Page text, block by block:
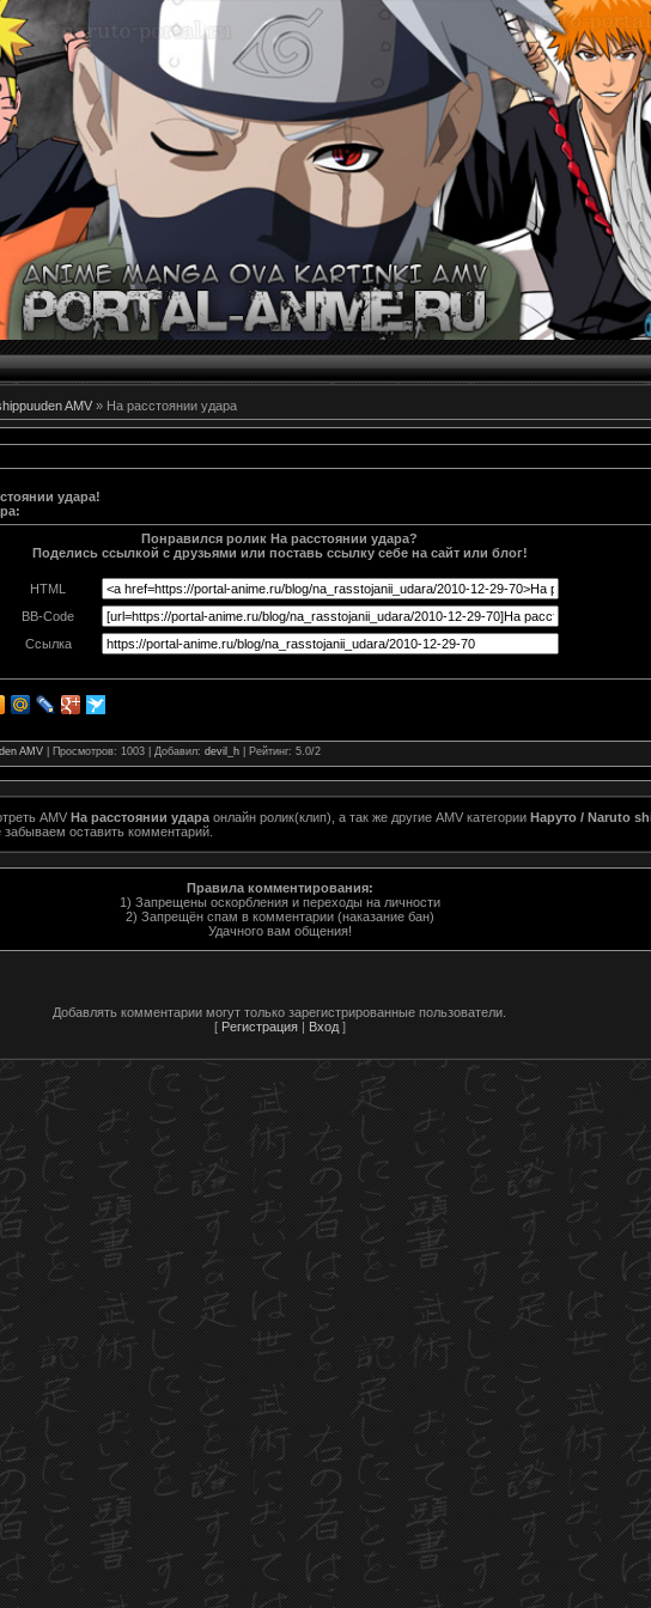
AMV » На расстоянии удара
удара!
:
Понравился ролик На расстоянии удара?
Поделись ссылкой с друзьями или поставь ссылку себе на сайт или блог!
HTML
BB-Code
Ссылка
AMV Просмотров: 1003 | Добавил: devil_h Рейтинг: 5.0/2
AMV На расстоянии удара онлайн ролик(клип), а так же другие AMV категории Наруто / Naruto
оставить комментарий.
Правила комментирования:
1) Запрещены оскорбления и переходы на личности
2) Запрещён спам в комментарии (наказание бан)
Удачного вам общения!
Добавлять комментарии могут только зарегистрированные пользователи.
[ Регистрация| Вход]